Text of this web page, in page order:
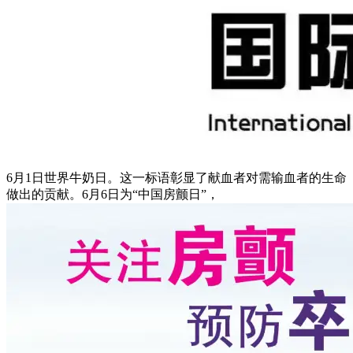
6月1日世界牛奶日。这一标语彰显了献血者对需输血者的生命
做出的贡献。6月6日为“中国房颤日”，